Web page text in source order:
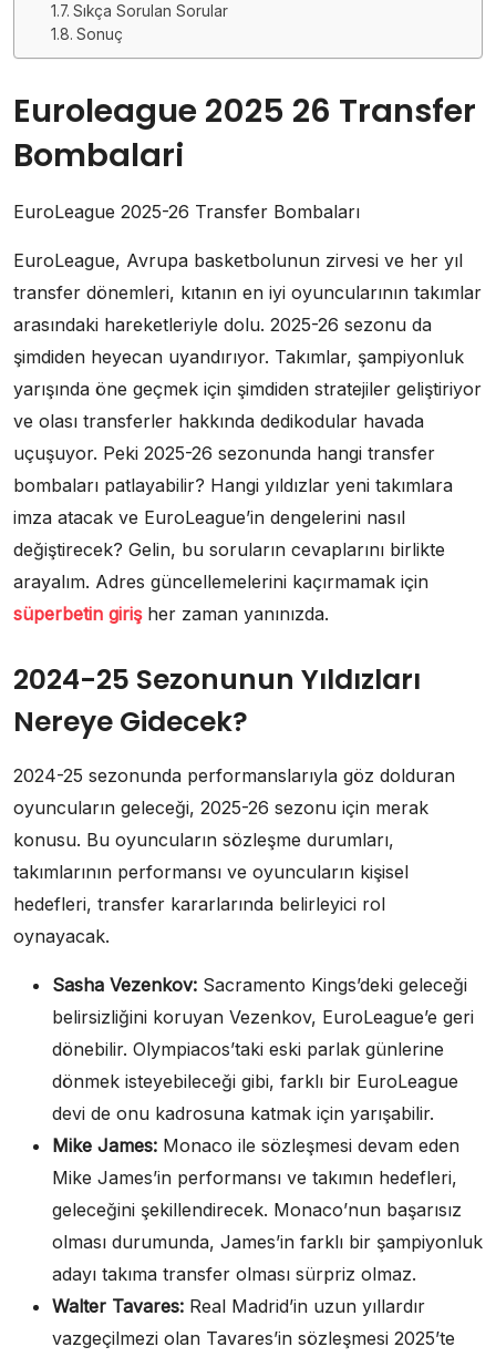
Sıkça Sorulan Sorular
Sonuç
Euroleague 2025 26 Transfer
Bombalari
EuroLeague 2025-26 Transfer Bombaları
EuroLeague, Avrupa basketbolunun zirvesi ve her yıl
transfer dönemleri, kıtanın en iyi oyuncularının takımlar
arasındaki hareketleriyle dolu. 2025-26 sezonu da
şimdiden heyecan uyandırıyor. Takımlar, şampiyonluk
yarışında öne geçmek için şimdiden stratejiler geliştiriyor
ve olası transferler hakkında dedikodular havada
uçuşuyor. Peki 2025-26 sezonunda hangi transfer
bombaları patlayabilir? Hangi yıldızlar yeni takımlara
imza atacak ve EuroLeague’in dengelerini nasıl
değiştirecek? Gelin, bu soruların cevaplarını birlikte
arayalım. Adres güncellemelerini kaçırmamak için
süperbetin girişher zaman yanınızda.
2024-25 Sezonunun Yıldızları
Nereye Gidecek?
2024-25 sezonunda performanslarıyla göz dolduran
oyuncuların geleceği, 2025-26 sezonu için merak
konusu. Bu oyuncuların sözleşme durumları,
takımlarının performansı ve oyuncuların kişisel
hedefleri, transfer kararlarında belirleyici rol
oynayacak.
Sasha Vezenkov: Sacramento Kings’deki geleceği
belirsizliğini koruyan Vezenkov, EuroLeague’e geri
dönebilir. Olympiacos’taki eski parlak günlerine
dönmek isteyebileceği gibi, farklı bir EuroLeague
devi de onu kadrosuna katmak için yarışabilir.
Mike James: Monaco ile sözleşmesi devam eden
Mike James’in performansı ve takımın hedefleri,
geleceğini şekillendirecek. Monaco’nun başarısız
olması durumunda, James’in farklı bir şampiyonluk
adayı takıma transfer olması sürpriz olmaz.
Walter Tavares: Real Madrid’in uzun yıllardır
vazgeçilmezi olan Tavares’in sözleşmesi 2025’te